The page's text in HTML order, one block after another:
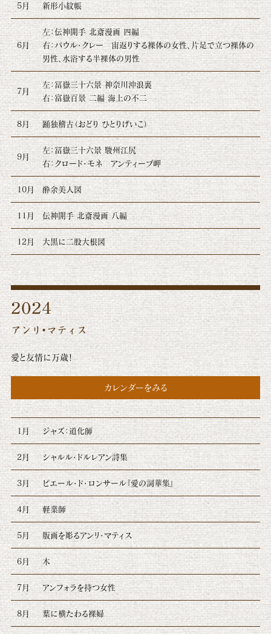
5月 新形小紋帳
6月
左：伝神開手 北斎漫画 四編
右：パウル・クレー 宙返りする裸体の女性、片足で立つ裸体の
男性、水浴する半裸体の男性
7月
左：冨嶽三十六景 神奈川沖浪裏
右：富嶽百景 二編 海上の不二
8月 踊独稽古（おどり ひとりげいこ）
9月
左：冨嶽三十六景 駿州江尻
右：クロード・モネ アンティーブ岬
10月 酔余美人図
11月 伝神開手 北斎漫画 八編
12月 大黒に二股大根図
2024
アンリ・マティス
愛と友情に万歳！
カレンダーをみる
1月 ジャズ：道化師
2月 シャルル・ドルレアン詩集
3月 ピエール・ド・ロンサール『愛の詞華集』
4月 軽業師
5月 版画を彫るアンリ・マティス
6月 木
7月 アンフォラを持つ女性
8月 葉に横たわる裸婦